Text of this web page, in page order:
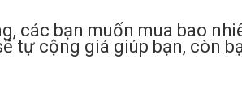
các bạn muốn mua bao
tự cộng giá giúp bạn, còn